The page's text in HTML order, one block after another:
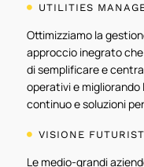
 UTILITIES
Ottimizziamo la
approccio inegrato
di semplificare e
operativi e migliorando
continuo e soluzioni
 VISIONE
Le medio-grandi